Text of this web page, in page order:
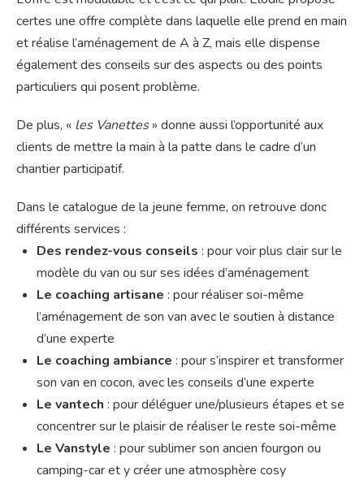
certes une offre complète dans laquelle elle prend en main
et réalise l’aménagement de A à Z, mais elle dispense
également des conseils sur des aspects ou des points
particuliers qui posent problème.
De plus, « les Vanettes» donne aussi l’opportunité aux
clients de mettre la main à la patte dans le cadre d’un
chantier participatif.
Dans le catalogue de la jeune femme, on retrouve donc
différents services :
Des rendez-vous conseils : pour voir plus clair sur le
modèle du van ou sur ses idées d’aménagement
Le coaching artisane : pour réaliser soi-même
l’aménagement de son van avec le soutien à distance
d’une experte
Le coaching ambiance : pour s’inspirer et transformer
son van en cocon, avec les conseils d’une experte
Le vantech : pour déléguer une/plusieurs étapes et se
concentrer sur le plaisir de réaliser le reste soi-même
Le Vanstyle : pour sublimer son ancien fourgon ou
camping-car et y créer une atmosphère cosy